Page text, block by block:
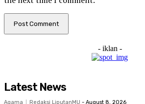
- iklan -
Latest News
Agama Redaksi LiputanMU - August 8, 2026